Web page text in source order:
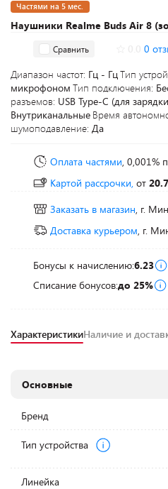
Наушники Realme Buds Air 8
Частями на 5 мес.
Сравнить 0
Диапазон частот: Гц - ГцТип
микрофоном Тип подключения:
разъемов: USB Type-C (для
Внутриканальные Время
шумоподавление: Да
Оплата частями, 0,001%
Картой рассрочки, от
Заказать в магазин, г.
Доставка курьером, г.
Бонусы к начислению:6.23
Списание бонусов:до 25%
ХарактеристикиНаличие и
Основные
Бренд
Тип устройства
Линейка